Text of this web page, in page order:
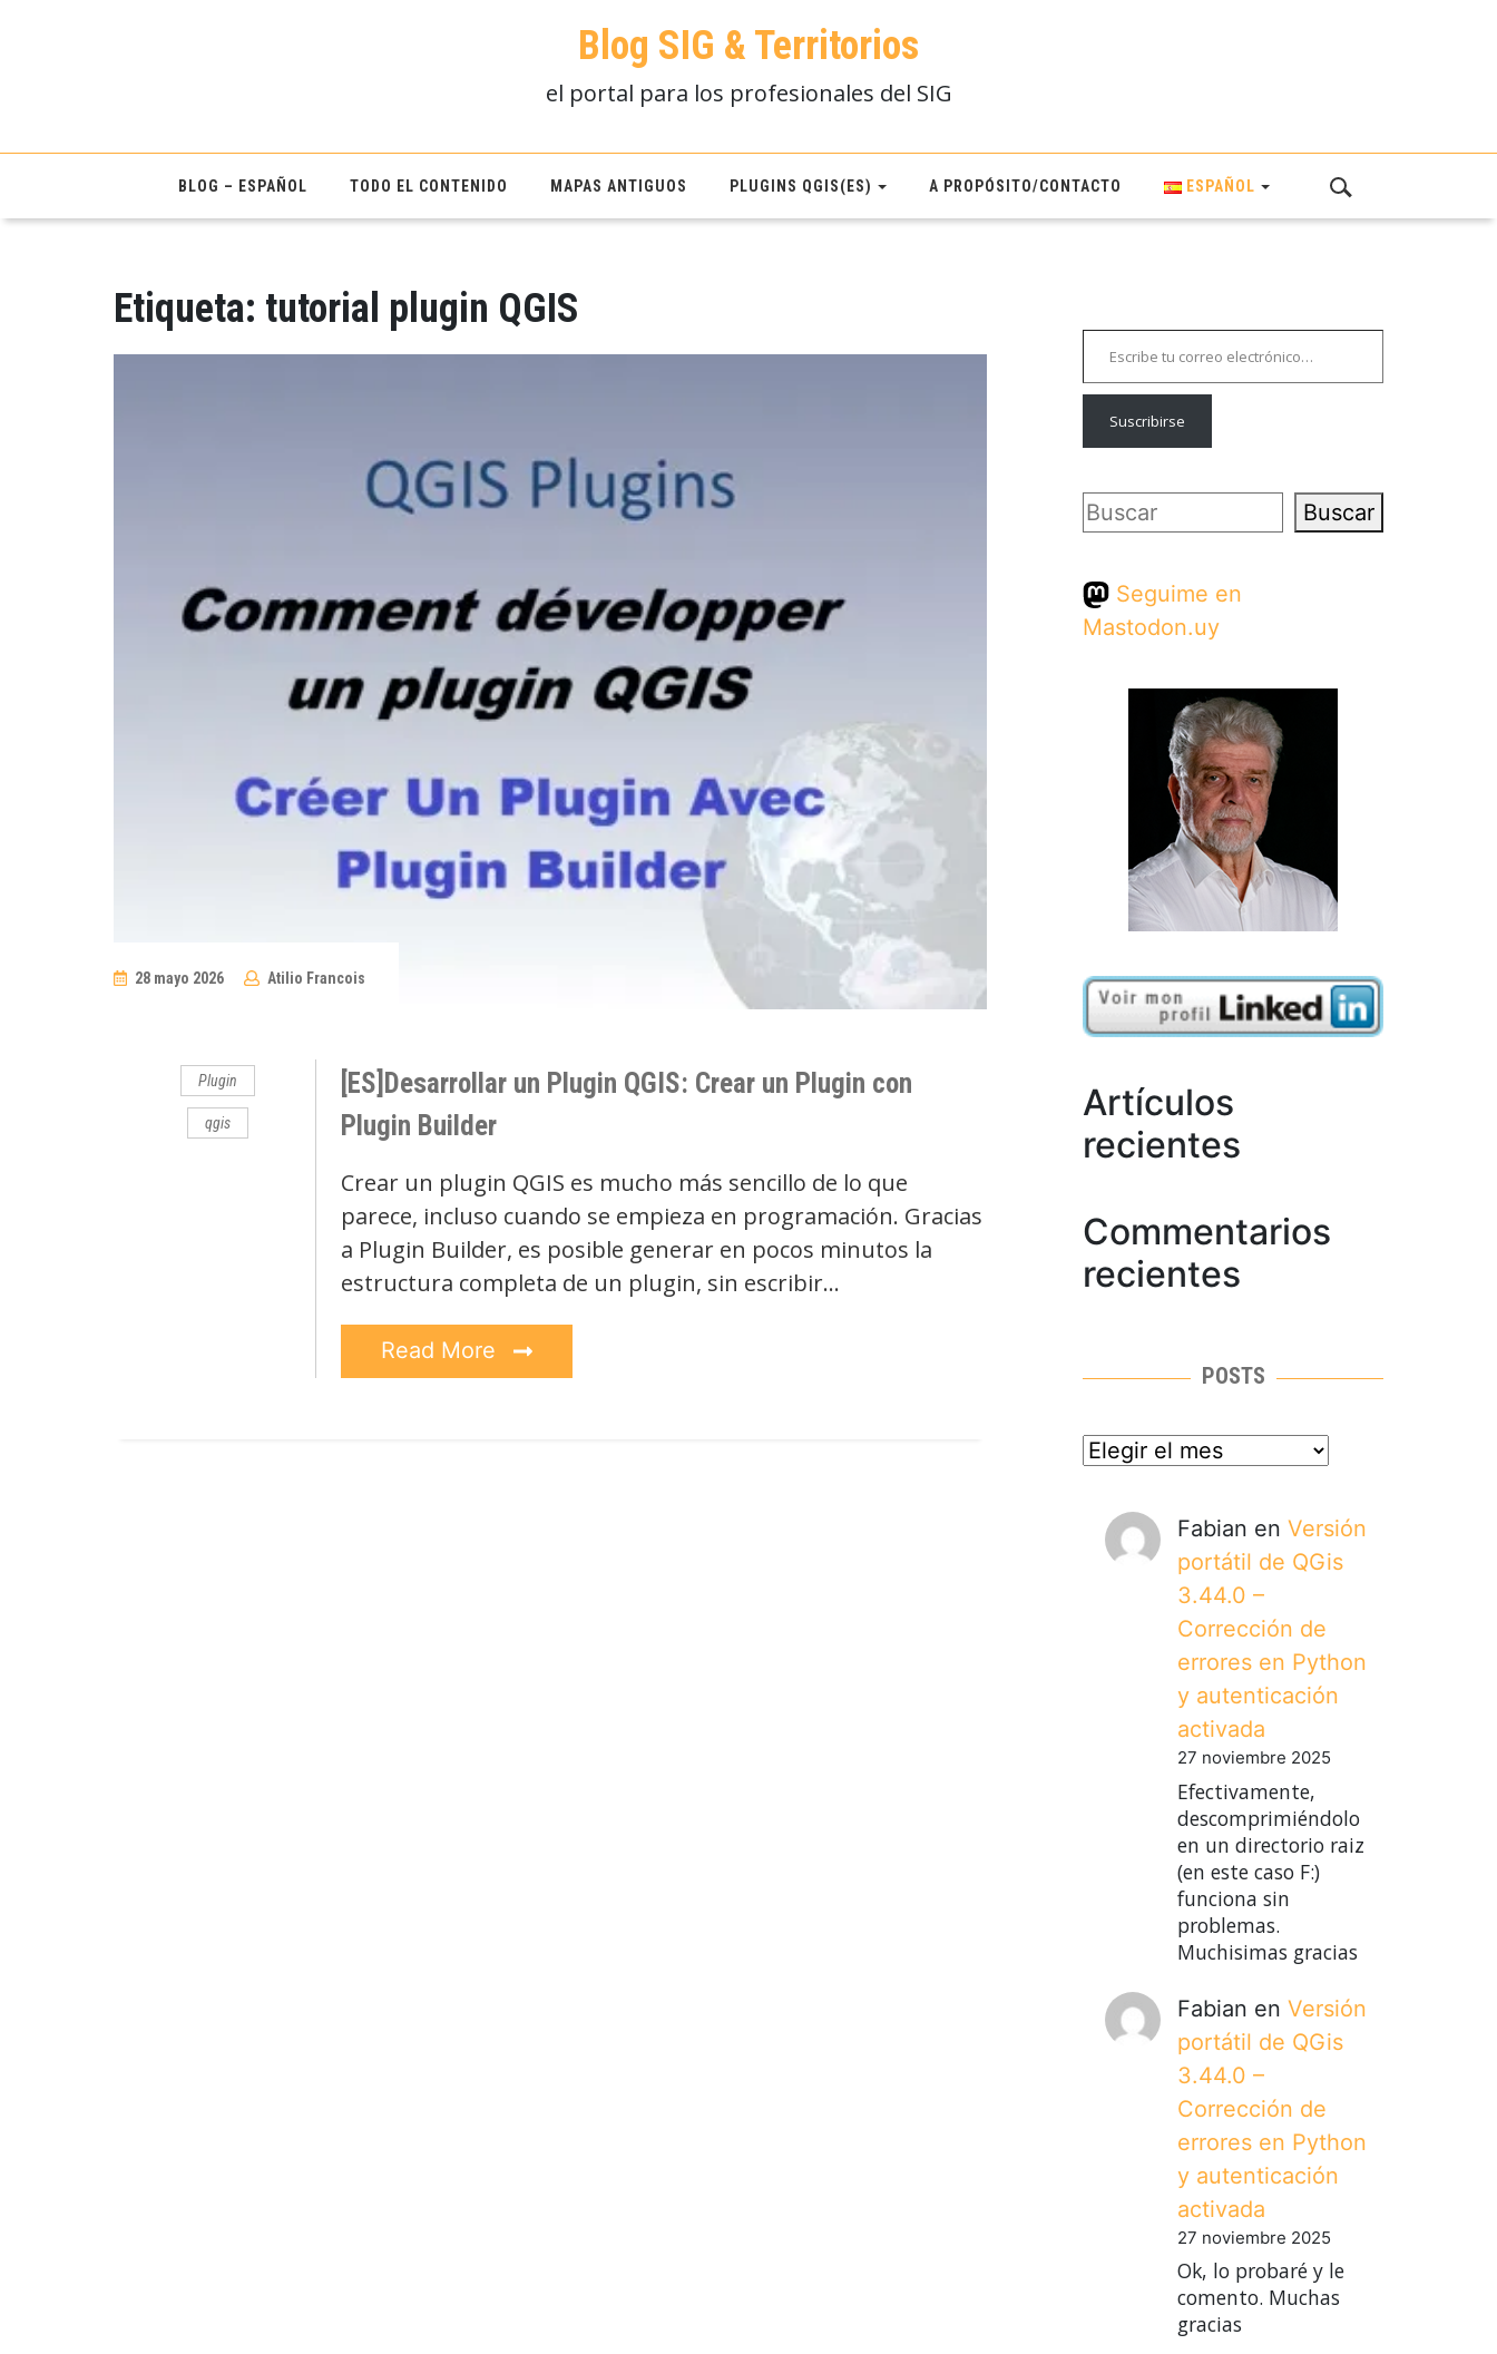
Blog SIG & Territorios
el portal para los profesionales del SIG
BLOG – ESPAÑOL TODO EL CONTENIDO MAPAS ANTIGUOS PLUGINS QGIS(ES) A PROPÓSITO/CONTACTO ESPAÑOL
Etiqueta: tutorial plugin QGIS
28 mayo 2026 Atilio Francois
Plugin
qgis
[ES]Desarrollar un Plugin QGIS: Crear un Plugin con
Plugin Builder
Crear un plugin QGIS es mucho más sencillo de lo que
parece, incluso cuando se empieza en programación. Gracias
a Plugin Builder, es posible generar en pocos minutos la
estructura completa de un plugin, sin escribir…
Read More
Escribe tu correo electrónico…
Suscribirse
Buscar Buscar
Seguime en
Mastodon.uy
Artículos
recientes
Commentarios
recientes
POSTS
posts
Fabian en Versión
portátil de QGis
3.44.0 –
Corrección de
errores en Python
y autenticación
activada
27 noviembre 2025
Efectivamente,
descomprimiéndolo
en un directorio raiz
(en este caso F:)
funciona sin
problemas.
Muchisimas gracias
Fabian en Versión
portátil de QGis
3.44.0 –
Corrección de
errores en Python
y autenticación
activada
27 noviembre 2025
Ok, lo probaré y le
comento. Muchas
gracias